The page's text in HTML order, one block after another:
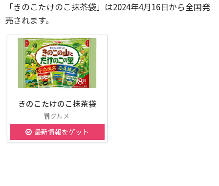
「きのこたけのこ抹茶袋」は2024年4月16日から全国発
売されます。
きのこたけのこ抹茶袋
グルメ
最新情報をゲット